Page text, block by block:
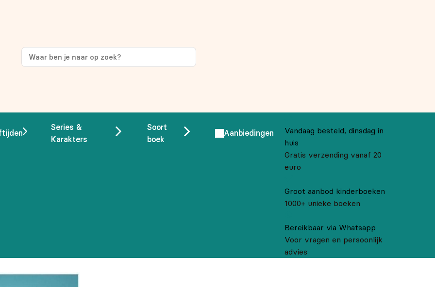
Series &
Karakters
Soort
boek
Aanbiedingen
Vandaag besteld, dinsdag in
huis
Gratis verzending vanaf 20
euro
Groot aanbod kinderboeken
1000+ unieke boeken
Bereikbaar via Whatsapp
Voor vragen en persoonlijk
advies
op je eerste aankoop!